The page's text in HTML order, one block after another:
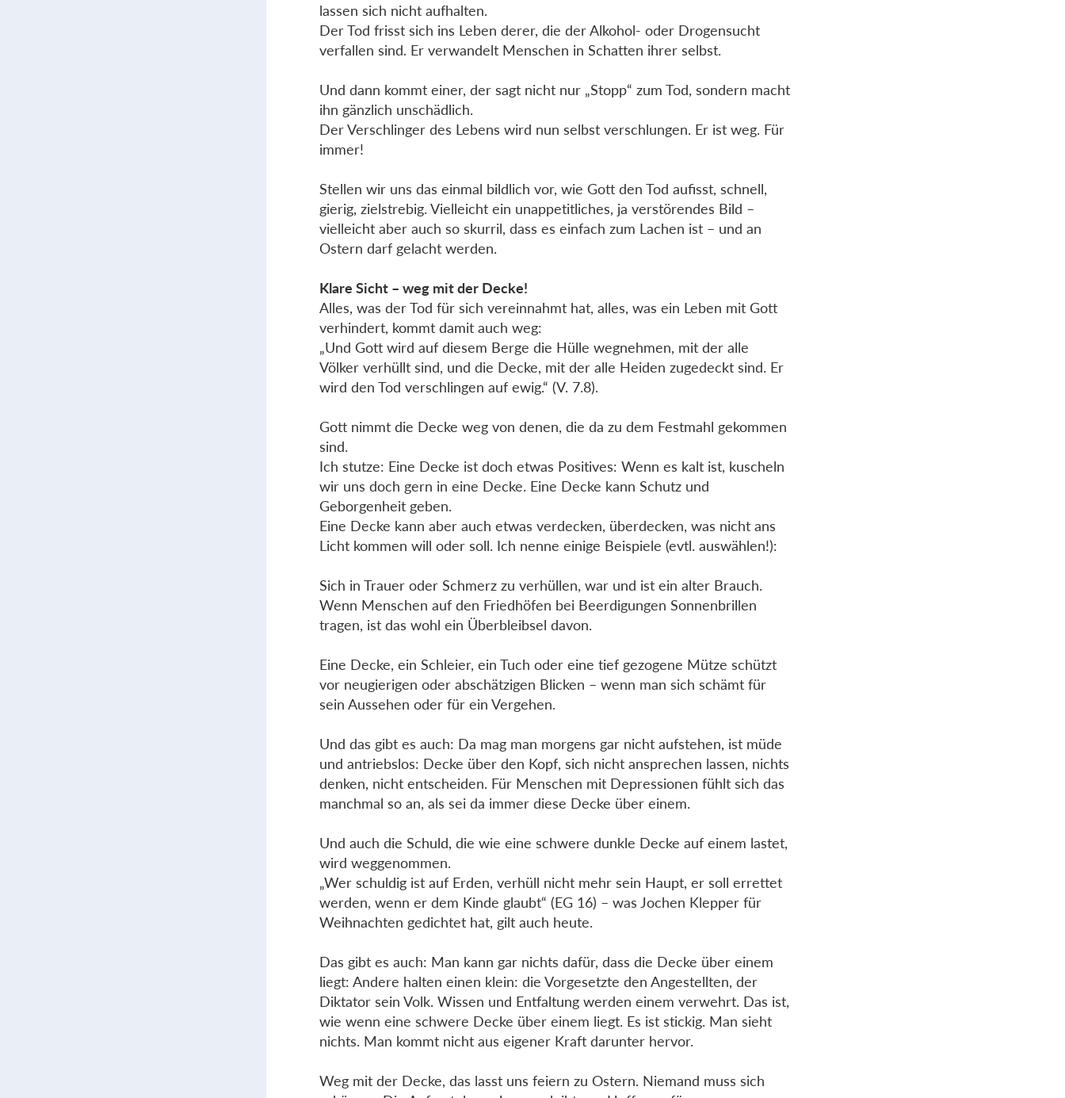
lassen sich nicht aufhalten.
Der Tod frisst sich ins Leben derer, die der Alkohol- oder Drogensucht
verfallen sind. Er verwandelt Menschen in Schatten ihrer selbst.
Und dann kommt einer, der sagt nicht nur „Stopp“ zum Tod, sondern macht
ihn gänzlich unschädlich.
Der Verschlinger des Lebens wird nun selbst verschlungen. Er ist weg. Für
immer!
Stellen wir uns das einmal bildlich vor, wie Gott den Tod aufisst, schnell,
gierig, zielstrebig. Vielleicht ein unappetitliches, ja verstörendes Bild –
vielleicht aber auch so skurril, dass es einfach zum Lachen ist – und an
Ostern darf gelacht werden.
Klare Sicht – weg mit der Decke!
Alles, was der Tod für sich vereinnahmt hat, alles, was ein Leben mit Gott
verhindert, kommt damit auch weg:
„Und Gott wird auf diesem Berge die Hülle wegnehmen, mit der alle
Völker verhüllt sind, und die Decke, mit der alle Heiden zugedeckt sind. Er
wird den Tod verschlingen auf ewig.“ (V. 7.8).
Gott nimmt die Decke weg von denen, die da zu dem Festmahl gekommen
sind.
Ich stutze: Eine Decke ist doch etwas Positives: Wenn es kalt ist, kuscheln
wir uns doch gern in eine Decke. Eine Decke kann Schutz und
Geborgenheit geben.
Eine Decke kann aber auch etwas verdecken, überdecken, was nicht ans
Licht kommen will oder soll. Ich nenne einige Beispiele (evtl. auswählen!):
Sich in Trauer oder Schmerz zu verhüllen, war und ist ein alter Brauch.
Wenn Menschen auf den Friedhöfen bei Beerdigungen Sonnenbrillen
tragen, ist das wohl ein Überbleibsel davon.
Eine Decke, ein Schleier, ein Tuch oder eine tief gezogene Mütze schützt
vor neugierigen oder abschätzigen Blicken – wenn man sich schämt für
sein Aussehen oder für ein Vergehen.
Und das gibt es auch: Da mag man morgens gar nicht aufstehen, ist müde
und antriebslos: Decke über den Kopf, sich nicht ansprechen lassen, nichts
denken, nicht entscheiden. Für Menschen mit Depressionen fühlt sich das
manchmal so an, als sei da immer diese Decke über einem.
Und auch die Schuld, die wie eine schwere dunkle Decke auf einem lastet,
wird weggenommen.
„Wer schuldig ist auf Erden, verhüll nicht mehr sein Haupt, er soll errettet
werden, wenn er dem Kinde glaubt“ (EG 16) – was Jochen Klepper für
Weihnachten gedichtet hat, gilt auch heute.
Das gibt es auch: Man kann gar nichts dafür, dass die Decke über einem
liegt: Andere halten einen klein: die Vorgesetzte den Angestellten, der
Diktator sein Volk. Wissen und Entfaltung werden einem verwehrt. Das ist,
wie wenn eine schwere Decke über einem liegt. Es ist stickig. Man sieht
nichts. Man kommt nicht aus eigener Kraft darunter hervor.
Weg mit der Decke, das lasst uns feiern zu Ostern. Niemand muss sich